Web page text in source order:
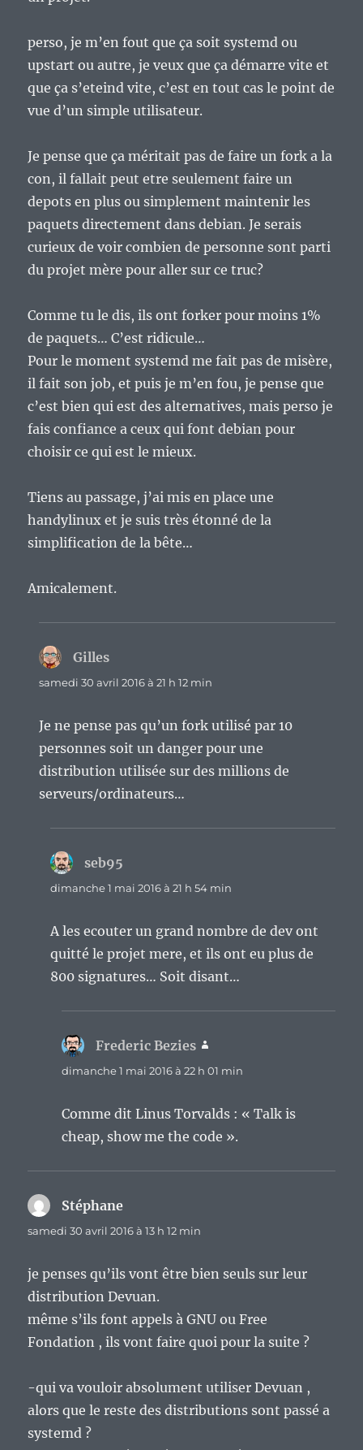
perso, je m’en fout que ça soit systemd ou
upstart ou autre, je veux que ça démarre vite et
que ça s’eteind vite, c’est en tout cas le point de
vue d’un simple utilisateur.
Je pense que ça méritait pas de faire un fork a la
con, il fallait peut etre seulement faire un
depots en plus ou simplement maintenir les
paquets directement dans debian. Je serais
curieux de voir combien de personne sont parti
du projet mère pour aller sur ce truc?
Comme tu le dis, ils ont forker pour moins 1%
de paquets… C’est ridicule…
Pour le moment systemd me fait pas de misère,
il fait son job, et puis je m’en fou, je pense que
c’est bien qui est des alternatives, mais perso je
fais confiance a ceux qui font debian pour
choisir ce qui est le mieux.
Tiens au passage, j’ai mis en place une
handylinux et je suis très étonné de la
simplification de la bête…
Amicalement.
Gilles
samedi 30 avril 2016 à 21 h 12 min
Je ne pense pas qu’un fork utilisé par 10
personnes soit un danger pour une
distribution utilisée sur des millions de
serveurs/ordinateurs…
seb95
dimanche 1 mai 2016 à 21 h 54 min
A les ecouter un grand nombre de dev ont
quitté le projet mere, et ils ont eu plus de
800 signatures… Soit disant…
Frederic Bezies
dimanche 1 mai 2016 à 22 h 01 min
Comme dit Linus Torvalds : « Talk is
cheap, show me the code ».
Stéphane
samedi 30 avril 2016 à 13 h 12 min
je penses qu’ils vont être bien seuls sur leur
distribution Devuan.
même s’ils font appels à GNU ou Free
Fondation , ils vont faire quoi pour la suite ?
-qui va vouloir absolument utiliser Devuan ,
alors que le reste des distributions sont passé a
systemd ?